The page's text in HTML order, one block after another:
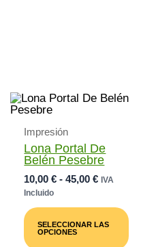
Impresión
Lona Portal De
Belén Pesebre
10,00€ - 45,00€Rango
Desde
10,00 €
Hasta
IVA
Incluido
SELECCIONAR LAS
OPCIONES